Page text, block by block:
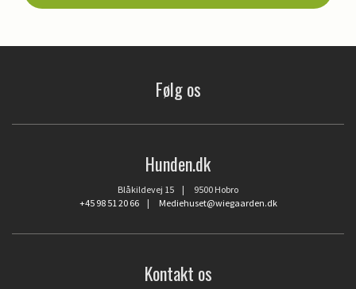
Følg os
Hunden.dk
Blåkildevej 15 | 9500 Hobro
+45 98 51 20 66| Mediehuset@wiegaarden.dk
Kontakt os